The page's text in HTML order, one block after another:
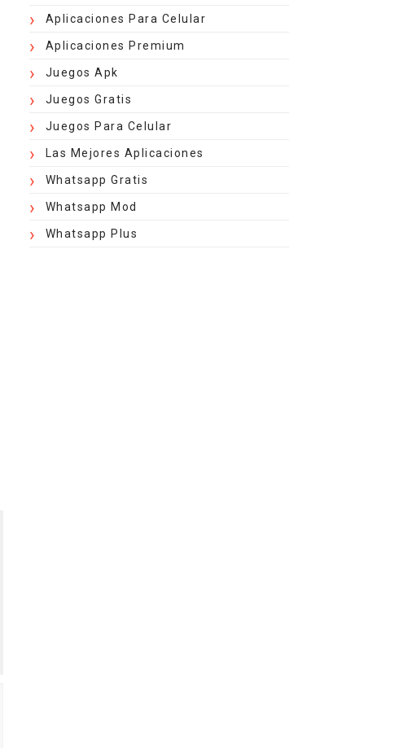
Aplicaciones Para Celular
Aplicaciones Premium
Juegos Apk
Juegos Gratis
Juegos Para Celular
Las Mejores Aplicaciones
Whatsapp Gratis
Whatsapp Mod
Whatsapp Plus